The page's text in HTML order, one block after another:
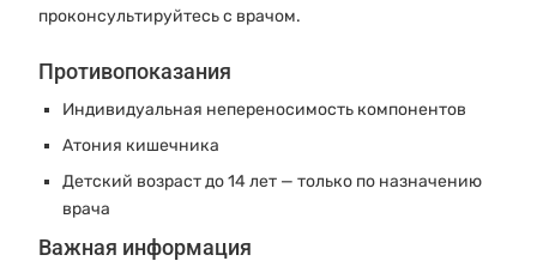
проконсультируйтесь с врачом.
Противопоказания
Индивидуальная непереносимость компонентов
Атония кишечника
Детский возраст до 14 лет — только по назначению
врача
Важная информация